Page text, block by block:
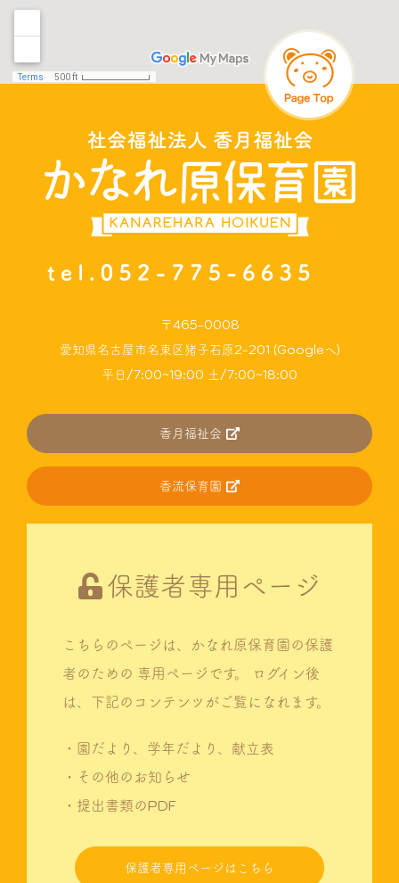
〒465-0008
愛知県名古屋市名東区猪子石原2-201 (Googleへ)
平日/7:00~19:00 土/7:00~18:00
香月福祉会
香流保育園
保護者専用ページ
こちらのページは、かなれ原保育園の保護
者のための 専用ページです。
ログイン後
は、下記のコンテンツがご覧になれます。
・園だより、学年だより、献立表
・その他のお知らせ
・提出書類のPDF
保護者専用ページはこちら